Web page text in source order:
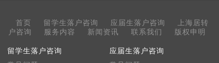
首页 留学生落户咨询 应届生落户咨询
上海居转
户咨询
服务内容 新闻资讯 联系我们 版权申明
留学生落户咨询
应届生落户咨询